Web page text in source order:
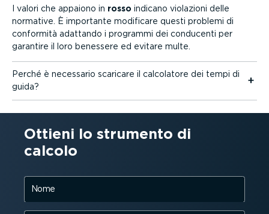
I valori che appaiono in rosso indicano violazioni delle
normative. È importante modificare questi problemi di
conformità adattando i programmi dei conducenti per
garantire il loro benessere ed evitare multe.
Perché è necessario scaricare il calcolatore dei tempi di
guida?
Ottieni lo strumento di
calcolo
Nome